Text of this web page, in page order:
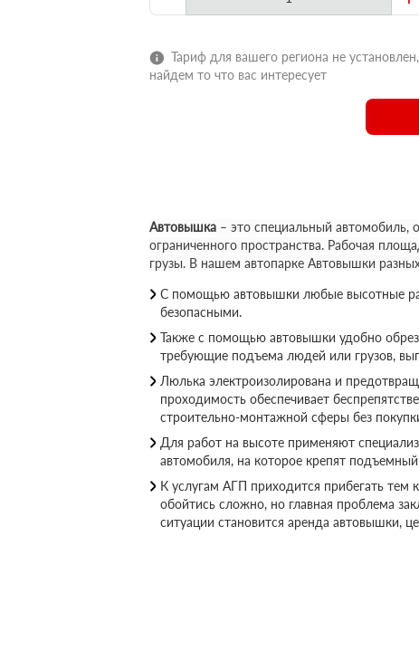
Тариф для вашего региона не
найдем то что вас интересует
Автовышка – это специальный
ограниченного пространства. Рабочая
грузы. В нашем автопарке Автовышки
С помощью автовышки любые высотные
безопасными.
Также с помощью автовышки удобно
требующие подъема людей или грузов,
Люлька электроизолирована и
проходимость обеспечивает
строительно-монтажной сферы без
Для работ на высоте применяют
автомобиля, на которое крепят
К услугам АГП приходится прибегать
обойтись сложно, но главная проблема
ситуации становится аренда автовышки,